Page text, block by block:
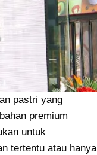
pastri yang
premium
untuk
tertentu atau hanya